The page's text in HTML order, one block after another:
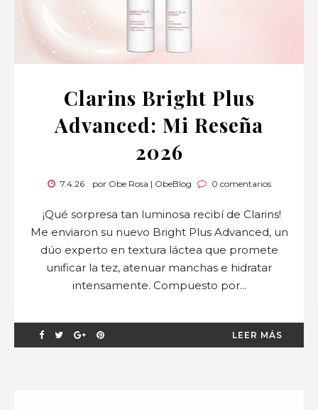
Clarins Bright Plus
Advanced: Mi Reseña
2026
7.4.26 por Obe Rosa | ObeBlog 0 comentarios
¡Qué sorpresa tan luminosa recibí de Clarins!
Me enviaron su nuevo Bright Plus Advanced, un
dúo experto en textura láctea que promete
unificar la tez, atenuar manchas e hidratar
intensamente. Compuesto por...
LEER MÁS